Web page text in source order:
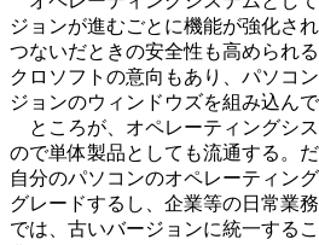
ジョンが進むごとに機能が強化さ
つないだときの安全性も高められ
クロソフトの意向もあり、パソコ
ジョンのウィンドウズを組み込ん
ところが、オペレーティングシ
ので単体製品としても流通する。
自分のパソコンのオペレーティン
グレードするし、企業等の日常業
では、古いバージョンに統一する